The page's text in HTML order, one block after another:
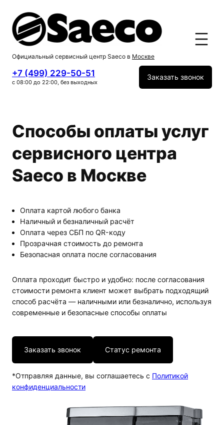
Официальный сервисный центр Saeco в Москве
+7 (499) 229-50-51
с 08:00 до 22:00, без выходных
Заказать звонок
Способы оплаты услуг
сервисного центра
Saeco в Москве
Оплата картой любого банка
Наличный и безналичный расчёт
Оплата через СБП по QR-коду
Прозрачная стоимость до ремонта
Безопасная оплата после согласования
Оплата проходит быстро и удобно: после согласования
стоимости ремонта клиент может выбрать подходящий
способ расчёта — наличными или безналично, используя
современные и безопасные способы оплаты
Заказать звонок Статус ремонта
*Отправляя данные, вы соглашаетесь с Политикой
конфиденциальности